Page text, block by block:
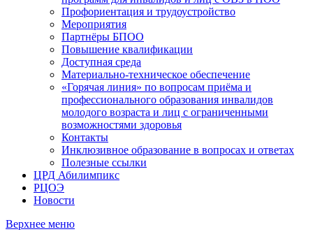
Профориентация и трудоустройство
Мероприятия
Партнёры БПОО
Повышение квалификации
Доступная среда
Материально-техническое обеспечение
«Горячая линия» по вопросам приёма и
профессионального образования инвалидов
молодого возраста и лиц с ограниченными
возможностями здоровья
Контакты
Инклюзивное образование в вопросах и ответах
Полезные ссылки
ЦРД Абилимпикс
РЦОЭ
Новости
Верхнее меню